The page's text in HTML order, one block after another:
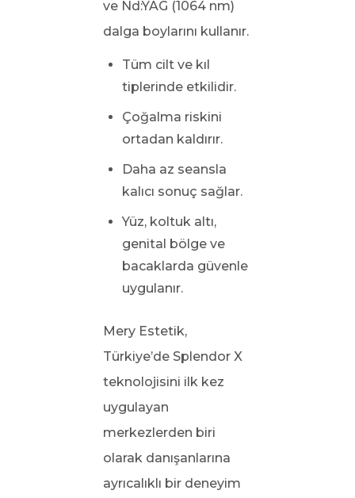
ve Nd:YAG (1064 nm)
dalga boylarını kullanır.
Tüm cilt ve kıl
tiplerinde etkilidir.
Çoğalma riskini
ortadan kaldırır.
Daha az seansla
kalıcı sonuç sağlar.
Yüz, koltuk altı,
genital bölge ve
bacaklarda güvenle
uygulanır.
Mery Estetik,
Türkiye’de Splendor X
teknolojisini ilk kez
uygulayan
merkezlerden biri
olarak danışanlarına
ayrıcalıklı bir deneyim